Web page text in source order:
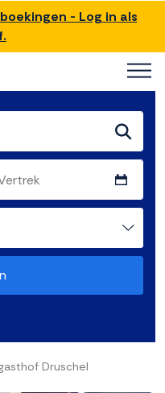
- Log in als
Druschel